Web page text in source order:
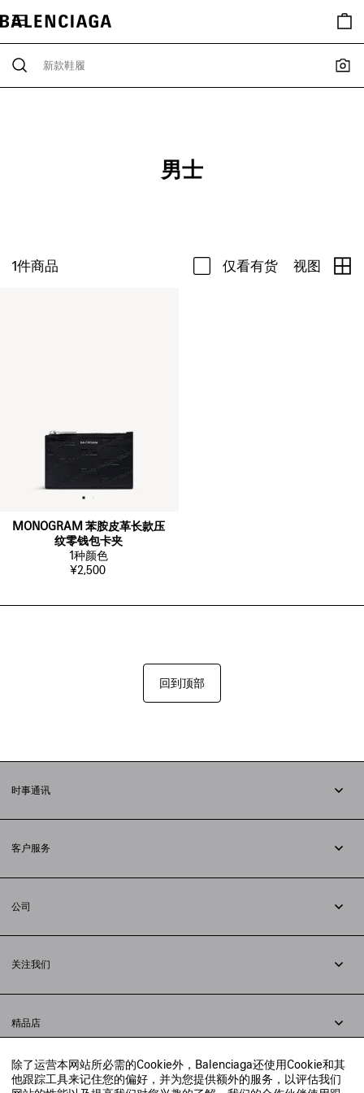
除了运营本网站所必需的Cookie外，Balenciaga还使用Cookie和其
他跟踪工具来记住您的偏好，并为您提供额外的服务，以评估我们
男士
1件商品 仅看有货 视图
MONOGRAM 苯胺皮革长款压
纹零钱包卡夹
1种颜色
¥2,500
回到顶部
时事通讯
客户服务
配送方式
支付
常见问题解答
公司
法律问题
联合国世界粮食计划署
举报平台
关注我们
小红书
精品店
寻找附近的精品店
实时聊天客服